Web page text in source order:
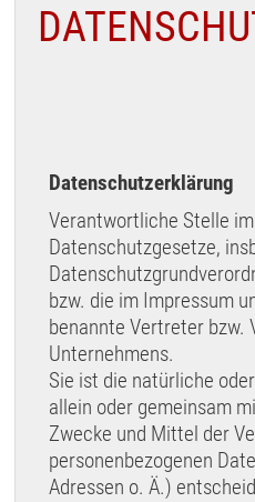
Datenschutzerklärung
Verantwortliche Stelle
Datenschutzgesetze,
bzw. die im Impressum
benannte Vertreter bzw.
Unternehmens.
Sie ist die natürliche
allein oder gemeinsam
Zwecke und Mittel der
personenbezogenen
Adressen o. Ä.)